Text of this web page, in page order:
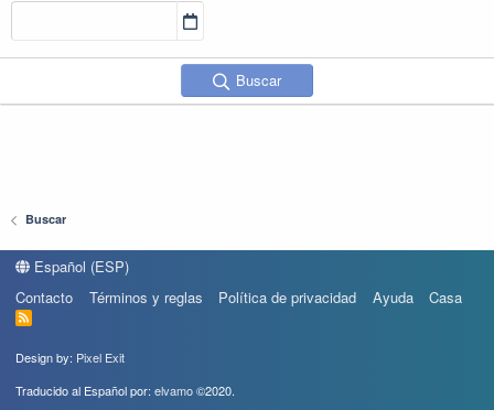
Buscar
Buscar
Español (ESP)
Contacto
Términos y reglas Política de privacidad Ayuda Casa
R
S
Design by: Pixel Exit
Traducido al Español por: elvamo©2020.